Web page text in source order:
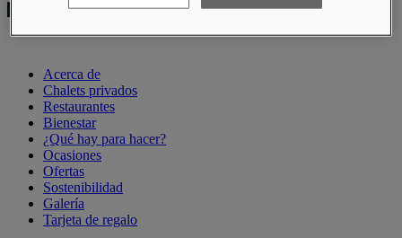
Acerca de
Chalets privados
Restaurantes
Bienestar
¿Qué hay para hacer?
Ocasiones
Ofertas
Sostenibilidad
Galería
Tarjeta de regalo